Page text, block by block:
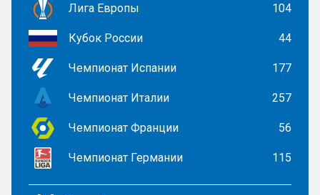
Лига Европы 104
Кубок России 44
Чемпионат Испании 177
Чемпионат Италии 257
Чемпионат Франции 56
Чемпионат Германии 115